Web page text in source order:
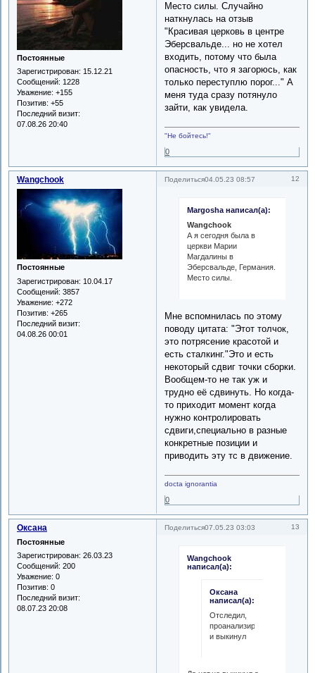
Постоянные
Зарегистрирован: 15.12.21
Сообщений: 1228
Уважение: +155
Позитив: +55
Последний визит:
07.08.26 20:40
Место силы. Случайно
наткнулась на отзыв
"Красивая церковь в центре
Эберсвальде... но не хотел
входить, потому что была
опасность, что я загорюсь, как
только переступлю порог..." А
меня туда сразу потянуло
зайти, как увидела.
"Не бойтесь!"
0
Поделиться 12
04.05.23 08:57
Wangchook
Постоянные
Зарегистрирован: 10.04.17
Сообщений: 3857
Уважение: +272
Позитив: +265
Последний визит:
04.08.26 00:01
Margosha написал(а):
Wangchook
А я сегодня была в
церкви Марии
Магдалины в
Эберсвальде, Германия.
Место силы.
Мне вспомнилась по этому
поводу цитата: "Этот толчок,
это потрясение красотой и
есть сталкинг."Это и есть
некоторый сдвиг точки сборки.
Вообщем-то не так уж и
трудно её сдвинуть. Но когда-
то приходит момент когда
нужно контролировать
сдвиги,специально в разные
конкретные позиции и
приводить эту тс в движение.
docta ignorantia
0
Поделиться 13
07.05.23 03:03
Оксана
Постоянные
Зарегистрирован: 26.03.23
Сообщений: 200
Уважение: 0
Позитив: 0
Последний визит:
08.07.23 20:08
Wangchook
написал(а):
Оксана
написал(а):
Отследил,
проанализировал,
и выкинул